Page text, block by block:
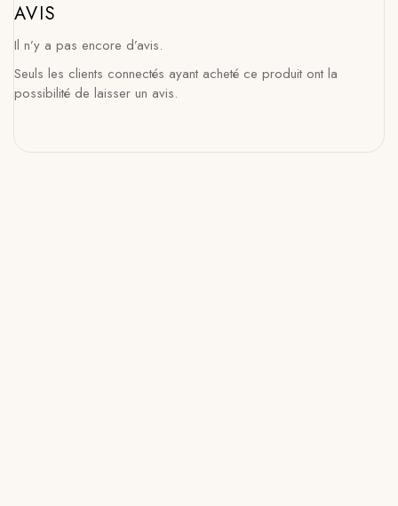
AVIS
Il n’y a pas encore d’avis.
Seuls les clients connectés ayant acheté ce produit ont la
possibilité de laisser un avis.